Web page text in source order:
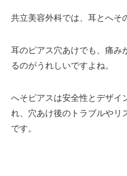
共立美容外科では、耳とへそ
耳のピアス穴あけでも、痛み
るのがうれしいですよね。
へそピアスは安全性とデザイ
れ、穴あけ後のトラブルやリ
です。